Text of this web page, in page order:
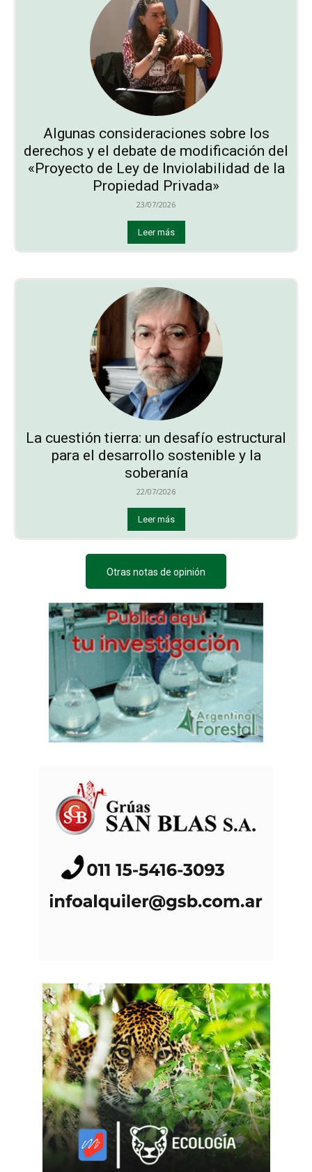
Algunas consideraciones sobre los
derechos y el debate de modificación del
«Proyecto de Ley de Inviolabilidad de la
Propiedad Privada»
23/07/2026
Leer más
La cuestión tierra: un desafío estructural
para el desarrollo sostenible y la
soberanía
22/07/2026
Leer más
Otras notas de opinión